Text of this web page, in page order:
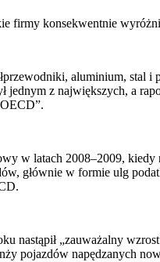
firmy konsekwentnie
aluminium, stal
jednym z największych, a
w latach 2008–2009,
głównie w formie ulg
nastąpił „zauważalny
pojazdów napędzanych